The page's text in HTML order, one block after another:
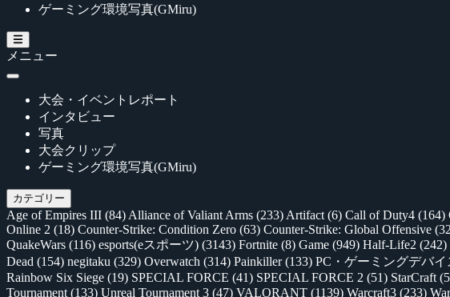
ゲーミング環境写真(GMiru)
メニュー
大会・イベントレポート
インタビュー
写真
大会クリップ
ゲーミング環境写真(GMiru)
カテゴリー
Age of Empires III (84) Alliance of Valiant Arms (233) Artifact (6) Call of Duty4 (164)
Online 2 (18) Counter-Strike: Condition Zero (63) Counter-Strike: Global Offensive
QuakeWars (116) esports(eスポーツ) (3143) Fortnite (8) Game (949) Half-Life2 (242)
Dead (154) negitaku (329) Overwatch (314) Painkiller(133) PC・ゲーミングデバイ
Rainbow Six Siege (19) SPECIAL FORCE (41) SPECIAL FORCE 2 (51) StarCraft
Tournament (133) Unreal Tournament 3 (47) VALORANT (1139) Warcraft3 (233)